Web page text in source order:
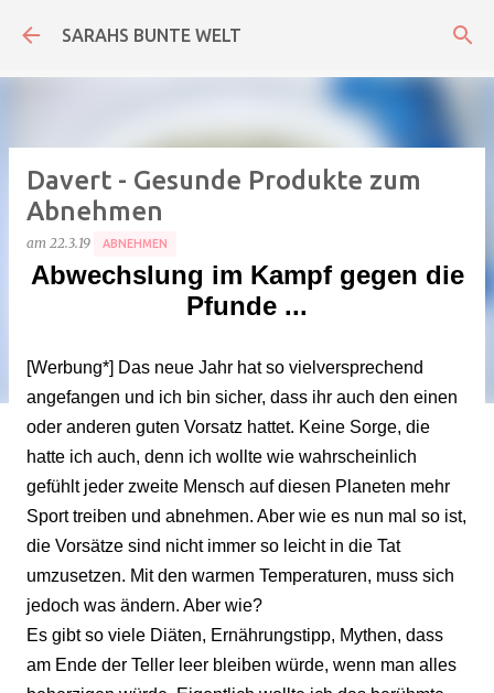
Direkt zum Hauptbereich
SARAHS BUNTE WELT
Davert - Gesunde Produkte zum
Abnehmen
am 22.3.19 ABNEHMEN
Abwechslung im Kampf gegen die
Pfunde ...
[Werbung*] Das neue Jahr hat so vielversprechend
angefangen und ich bin sicher, dass ihr auch den einen
oder anderen guten Vorsatz hattet. Keine Sorge, die
hatte ich auch, denn ich wollte wie wahrscheinlich
gefühlt jeder zweite Mensch auf diesen Planeten mehr
Sport treiben und abnehmen. Aber wie es nun mal so ist,
die Vorsätze sind nicht immer so leicht in die Tat
umzusetzen. Mit den warmen Temperaturen, muss sich
jedoch was ändern. Aber wie?
Es gibt so viele Diäten, Ernährungstipp, Mythen, dass
am Ende der Teller leer bleiben würde, wenn man alles